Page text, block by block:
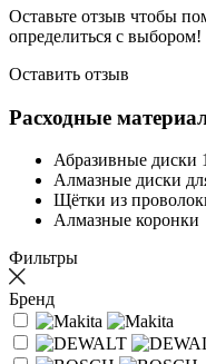
Оставьте отзыв чтобы
определиться с выбором!
Оставить отзыв
Расходные
Абразивные диски
Алмазные диски
Щётки из
Алмазные коронки
Фильтры
Бренд